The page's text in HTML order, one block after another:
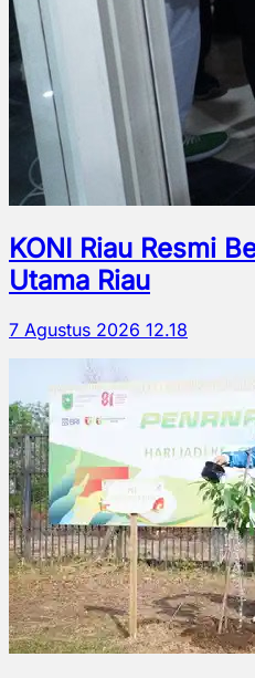
KONI Riau Resmi
Utama Riau
7 Agustus 2026 12.18